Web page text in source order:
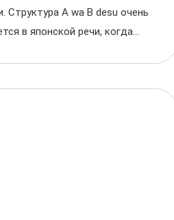
Структура A wa B desu очень
в японской речи, когда...